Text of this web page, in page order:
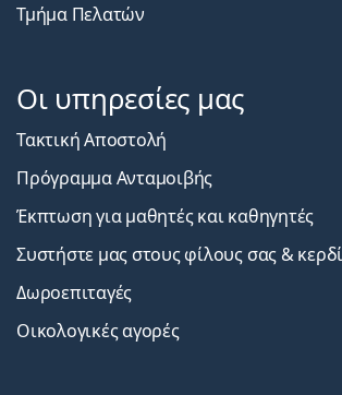
Τμήμα Πελατών
Οι υπηρεσίες μας
Τακτική Αποστολή
Πρόγραμμα Ανταμοιβής
Έκπτωση για μαθητές και καθηγητές
Συστήστε μας στους φίλους σας &
Δωροεπιταγές
Οικολογικές αγορές